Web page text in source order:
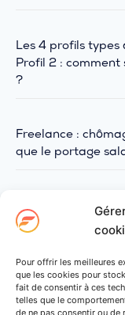
Pour offrir les meilleures
que les cookies pour
fait de consentir à ces
telles que le
de ne pas consentir ou
Les 4 profils
Profil 2 : comment
?
Freelance :
que le portage
PARTAGER